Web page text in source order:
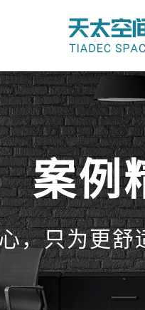
案例
，只为更舒